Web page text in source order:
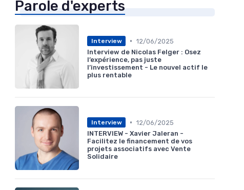
Parole d'experts
Interview • 12/06/2025
Interview de Nicolas Felger : Osez
l’expérience, pas juste
l’investissement - Le nouvel actif le
plus rentable
Interview • 12/06/2025
INTERVIEW - Xavier Jaleran -
Facilitez le financement de vos
projets associatifs avec Vente
Solidaire